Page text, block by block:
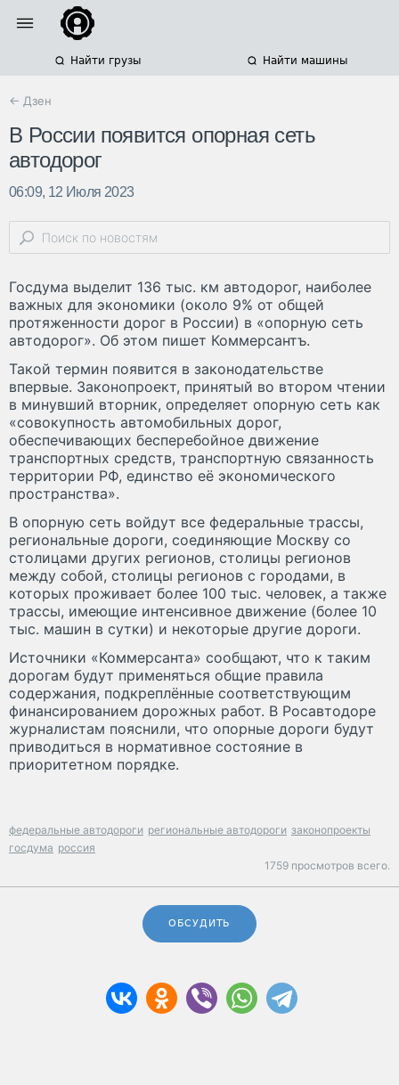
Найти грузы Найти машины
← Дзен
В России появится опорная сеть
автодорог
06:09, 12 Июля 2023
Госдума выделит 136 тыс. км автодорог, наиболее
важных для экономики (около 9% от общей
протяженности дорог в России) в «опорную сеть
автодорог». Об этом пишет Коммерсантъ.
Такой термин появится в законодательстве
впервые. Законопроект, принятый во втором чтении
в минувший вторник, определяет опорную сеть как
«совокупность автомобильных дорог,
обеспечивающих бесперебойное движение
транспортных средств, транспортную связанность
территории РФ, единство её экономического
пространства».
В опорную сеть войдут все федеральные трассы,
региональные дороги, соединяющие Москву со
столицами других регионов, столицы регионов
между собой, столицы регионов с городами, в
которых проживает более 100 тыс. человек, а также
трассы, имеющие интенсивное движение (более 10
тыс. машин в сутки) и некоторые другие дороги.
Источники «Коммерсанта» сообщают, что к таким
дорогам будут применяться общие правила
содержания, подкреплённые соответствующим
финансированием дорожных работ. В Росавтодоре
журналистам пояснили, что опорные дороги будут
приводиться в нормативное состояние в
приоритетном порядке.
федеральные автодороги региональные автодороги законопроекты
госдума россия
1759 просмотров всего.
ОБСУДИТЬ